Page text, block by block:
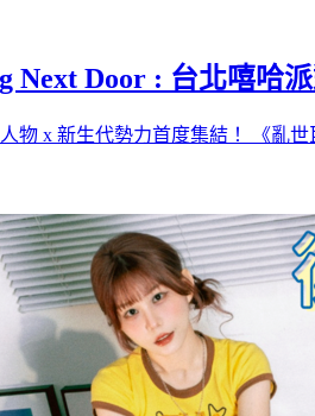
Next Door : 台北嘻哈
物 x 新生代勢力首度集結！ 《亂世